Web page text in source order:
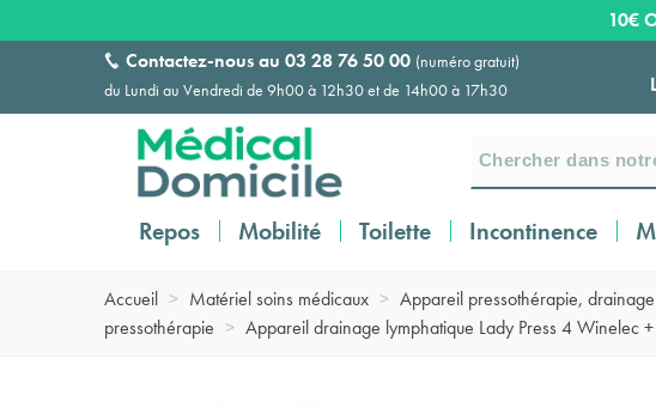
10€
Contactez-nous au 03 28 76 50 00 (numéro gratuit)
du Lundi au Vendredi de 9h00 à 12h30 et de 14h00 à 17h30
Repos Mobilité Toilette Incontinence
Accueil > Matériel soins médicaux > Appareil pressothérapie,
pressothérapie > Appareil drainage lymphatique Lady Press 4 Winelec